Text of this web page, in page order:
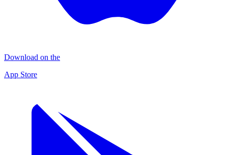
Download on the
App Store